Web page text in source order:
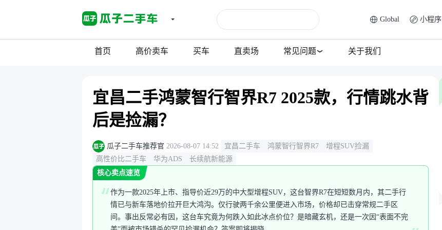
Global 小程序
首页 高价卖车 买车 直卖场 常见问题 关于我们
宜昌二手鸿蒙智行智界R7 2025款，行情跳水背
后是捡漏？
瓜子二手车推荐官 2026-08-07 14:52 宜昌二手车 鸿蒙智行智界R7
增程SUV捡漏
高性价比二手车
华为ADS
长续航新能源
核心卖点速览
作为一款2025年上市、指导价近29万的中大型增程SUV，这台智界R7在短短数月内，其二手行
情已与新车落地价拉开巨大鸿沟。仅行驶两千余公里便进入市场，价格却已击穿常规二手区
间。事出反常必有因，这台车究竟为何跌入如此冰点价位？是暗藏玄机，还是一次因“表面不完